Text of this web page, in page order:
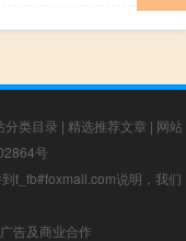
分类目录 | 精选推荐文章 | 网站
号
f_fb#foxmail.com说明，我们
告及商业合作